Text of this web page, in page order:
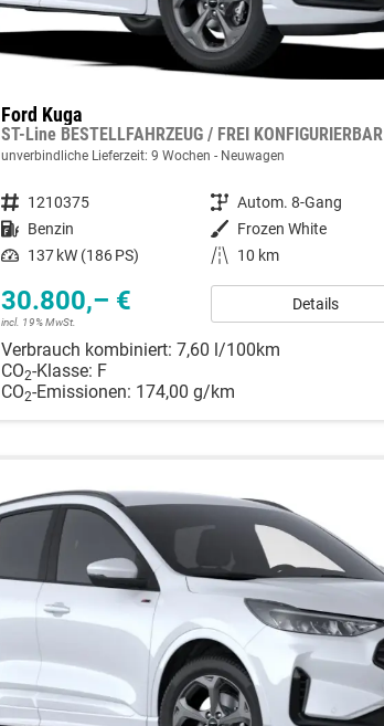
Ford Kuga
ST-Line BESTELLFAHRZEUG / FREI KONFIGURIERBAR
unverbindliche Lieferzeit: 9 Wochen Neuwagen
Fahrzeugnummer 1210375 Getriebe Autom. 8-Gang
Kraftstoff Benzin Außenfarbe Frozen White
Leistung 137 kW (186 PS) Kilometerstand 10 km
30.800,– €
incl. 19% MwSt.
Details
Verbrauch kombiniert: 7,60 l/100km
CO2-Klasse: F
CO2-Emissionen: 174,00 g/km